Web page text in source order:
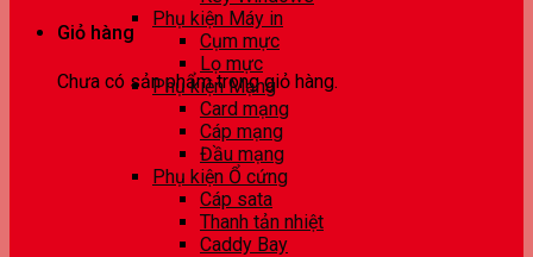
Giỏ hàng
Chưa có sản phẩm trong giỏ hàng.
Phụ kiện Máy in
Cụm mực
Lọ mực
Phụ kiện Mạng
Card mạng
Cáp mạng
Đầu mạng
Phụ kiện Ổ cứng
Cáp sata
Thanh tản nhiệt
Caddy Bay